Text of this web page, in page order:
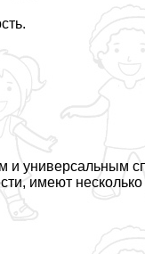
и универсальным
имеют